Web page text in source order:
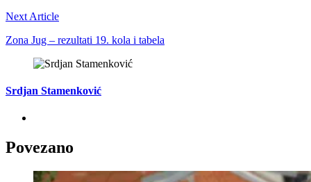
Next Article
Zona Jug – rezultati 19. kola i tabela
Srdjan Stamenković
Povezano